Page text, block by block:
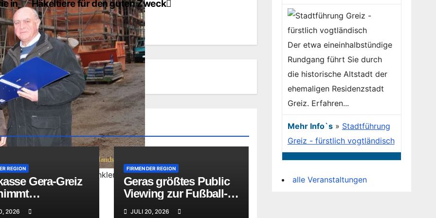
mit Architekt Steffen Dinkler bei der
Häkeltiere für den guten Zweck
in
REGION
Gera-Greiz
2026
FIRMEN DER REGION
Geras größtes Public
Viewing zur Fußball-
JULI 20, 2026
Der etwa eineinhalbstündige
Rundgang führt Sie durch
die historische Altstadt der
ehemaligen Residenzstadt
Greiz. Erfahren...
Mehr Info`s» Stadtführung
Greiz - fürstlich vogtländisch
alle Veranstaltungen